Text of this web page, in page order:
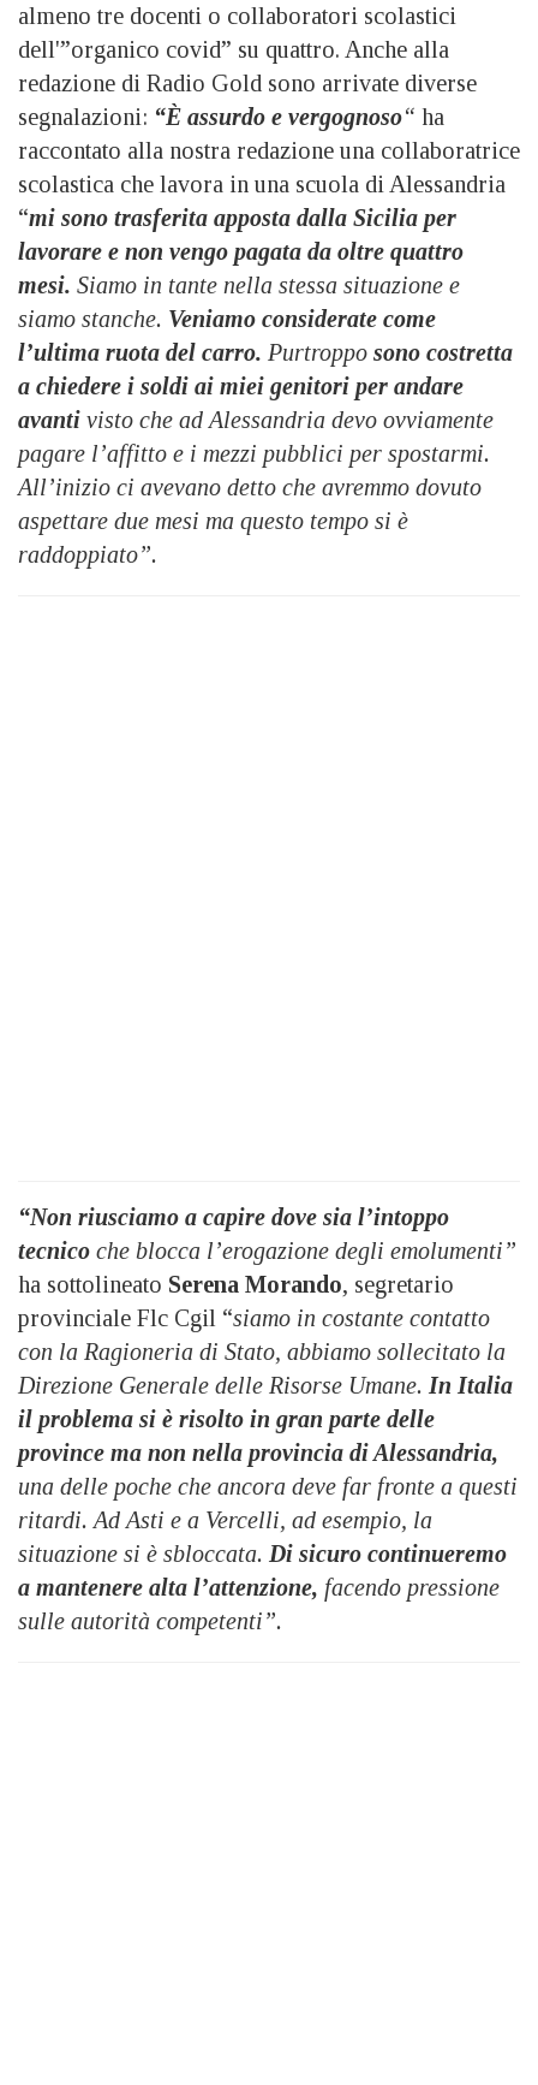
almeno tre docenti o collaboratori scolastici
dell'”organico covid” su quattro. Anche alla
redazione di Radio Gold sono arrivate diverse
segnalazioni: “È assurdo e vergognoso“ ha
raccontato alla nostra redazione una collaboratrice
scolastica che lavora in una scuola di Alessandria
“mi sono trasferita apposta dalla Sicilia per
lavorare e non vengo pagata da oltre quattro
mesi. Siamo in tante nella stessa situazione e
siamo stanche. Veniamo considerate come
l’ultima ruota del carro. Purtroppo sono costretta
a chiedere i soldi ai miei genitori per andare
avanti visto che ad Alessandria devo ovviamente
pagare l’affitto e i mezzi pubblici per spostarmi.
All’inizio ci avevano detto che avremmo dovuto
aspettare due mesi ma questo tempo si è
raddoppiato”.
“Non riusciamo a capire dove sia l’intoppo
tecnico che blocca l’erogazione degli emolumenti”
ha sottolineato Serena Morando, segretario
provinciale Flc Cgil “siamo in costante contatto
con la Ragioneria di Stato, abbiamo sollecitato la
Direzione Generale delle Risorse Umane. In Italia
il problema si è risolto in gran parte delle
province ma non nella provincia di Alessandria,
una delle poche che ancora deve far fronte a questi
ritardi. Ad Asti e a Vercelli, ad esempio, la
situazione si è sbloccata. Di sicuro continueremo
a mantenere alta l’attenzione, facendo pressione
sulle autorità competenti”.